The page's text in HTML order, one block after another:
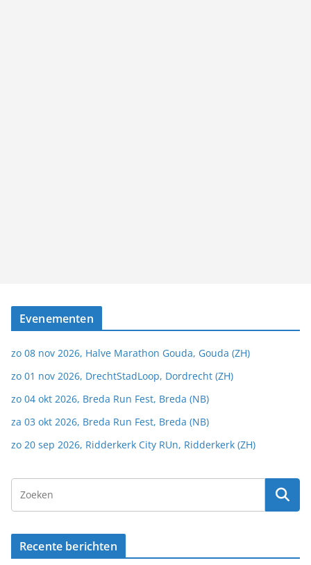
Evenementen
zo 08 nov 2026, Halve Marathon Gouda, Gouda (ZH)
zo 01 nov 2026, DrechtStadLoop, Dordrecht (ZH)
zo 04 okt 2026, Breda Run Fest, Breda (NB)
za 03 okt 2026, Breda Run Fest, Breda (NB)
zo 20 sep 2026, Ridderkerk City RUn, Ridderkerk (ZH)
Recente berichten